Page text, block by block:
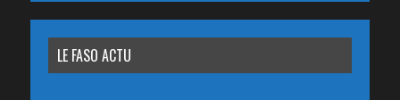
LE FASO ACTU